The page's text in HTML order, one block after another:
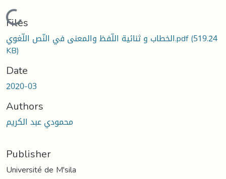
Loading...
Files
الخطاب و ثنائية اللّفظ والمعنى في النّص اللّغوي.pdf(519.24
KB)
Date
2020-03
Authors
محمودي عبد الكريم
Publisher
Université de M'sila